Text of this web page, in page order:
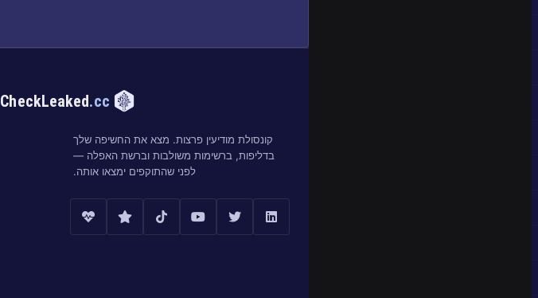
CheckLeaked.cc
קונסולת מודיעין פרצות. מצא את החשיפה שלך
בדליפות, ברשימות משולבות וברשת האפלה —
לפני שהתוקפים ימצאו אותה.